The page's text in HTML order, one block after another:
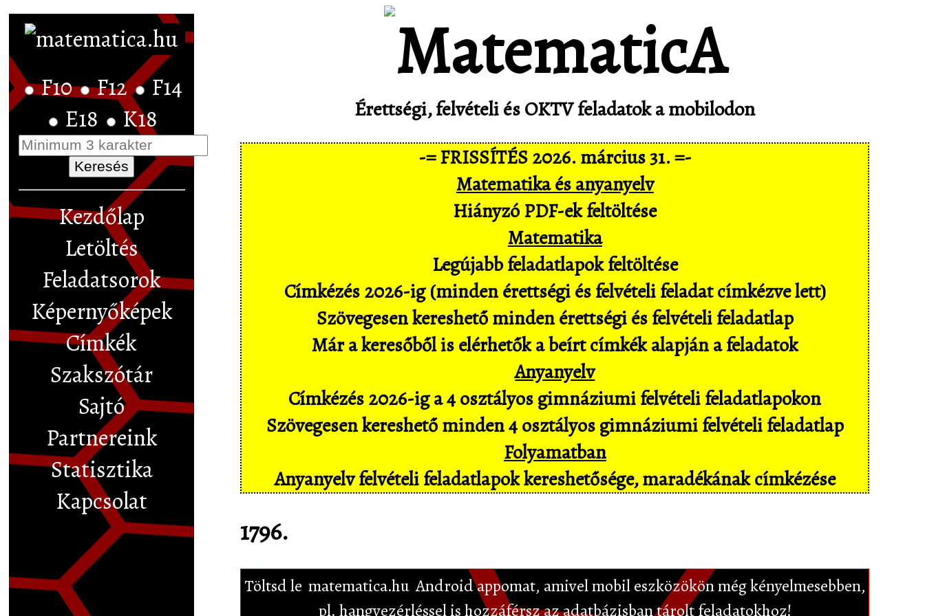
F10 F12
F14
E18
K18
Kezdőlap
Letöltés
Feladatsorok
Képernyőképek
Címkék
Szakszótár
Sajtó
Partnereink
Statisztika
Kapcsolat
Érettségi, felvételi és OKTV feladatok a mobilodon
-= FRISSÍTÉS 2026. március 31. =-
Matematika és anyanyelv
Hiányzó PDF-ek feltöltése
Matematika
Legújabb feladatlapok feltöltése
Címkézés 2026-ig (minden érettségi és felvételi feladat címkézve lett)
Szövegesen kereshető minden érettségi és felvételi feladatlap
Már a keresőből is elérhetők a beírt címkék alapján a feladatok
Anyanyelv
Címkézés 2026-ig a 4 osztályos gimnáziumi felvételi feladatlapokon
Szövegesen kereshető minden 4 osztályos gimnáziumi felvételi feladatlap
Folyamatban
Anyanyelv felvételi feladatlapok kereshetősége, maradékának címkézése
1796.
Töltsd le matematica.hu Android appomat, amivel mobil eszközökön még kényelmesebben,
pl. hangvezérléssel is hozzáférsz az adatbázisban tárolt feladatokhoz!